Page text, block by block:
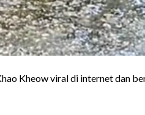
Kheow viral di internet dan